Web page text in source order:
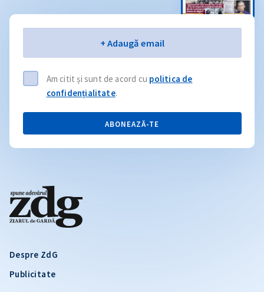
Despre ZdG
Publicitate
+ Adaugă email
Am citit și sunt de acord cu politica de
confidențialitate.
ABONEAZĂ-TE